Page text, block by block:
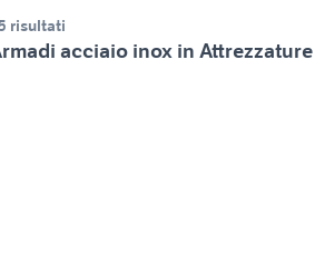
risultati
acciaio inox in